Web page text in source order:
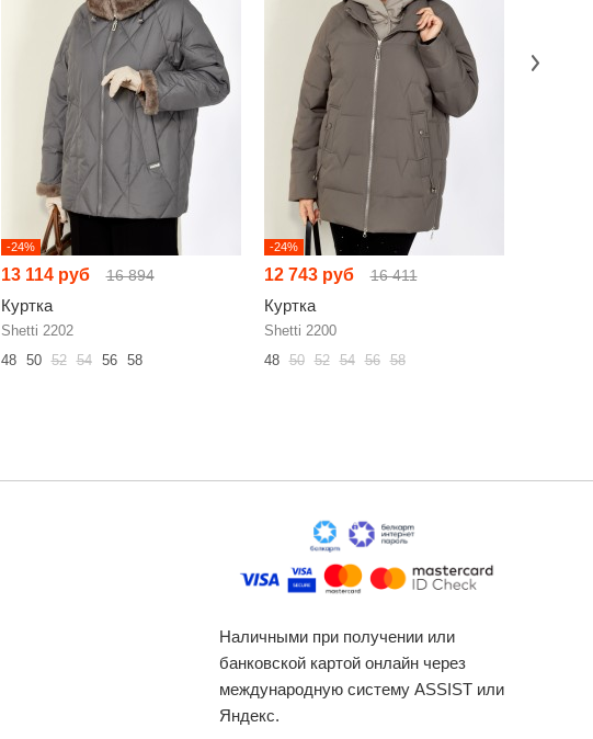
-24%
13 114 руб 16 894
Куртка
Shetti 2202
48
50 52 54 56 58
-24%
12 743 руб 16 411
Куртка
Shetti 2200
48 50 52 54 56 58
Наличными при получении или
банковской картой онлайн через
международную систему ASSIST или
Яндекс.